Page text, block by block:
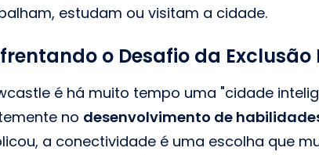
estudam ou visitam a cidade.
o Desafio da Exclusão
é há muito tempo uma "cidade
no desenvolvimento de
a conectividade é uma escolha que